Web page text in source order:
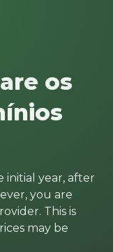
os
initial year, after
you are
This is
may be